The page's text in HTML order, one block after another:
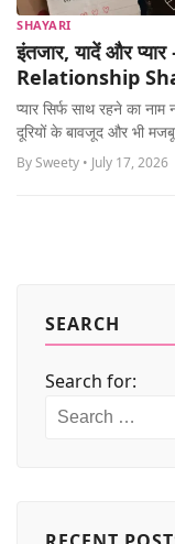
CONTACT NAME
MORE
SHAYARI
इंतजार, यादें और
Relationship
प्यार सिर्फ साथ रहने का
दूरियों के बावजूद और भी
By Sweety • July 17, 2026
SEARCH
Search for: